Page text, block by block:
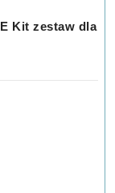
Kit zestaw dla